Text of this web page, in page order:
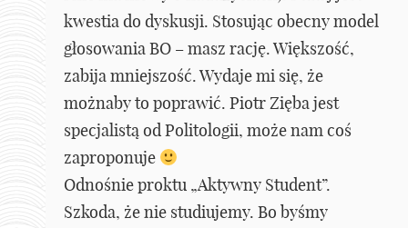
kwestia do dyskusji. Stosując obecny model
głosowania BO – masz rację. Większość,
zabija mniejszość. Wydaje mi się, że
możnaby to poprawić. Piotr Zięba jest
specjalistą od Politologii, może nam coś
zaproponuje
Odnośnie proktu „Aktywny Student”.
Szkoda, że nie studiujemy. Bo byśmy